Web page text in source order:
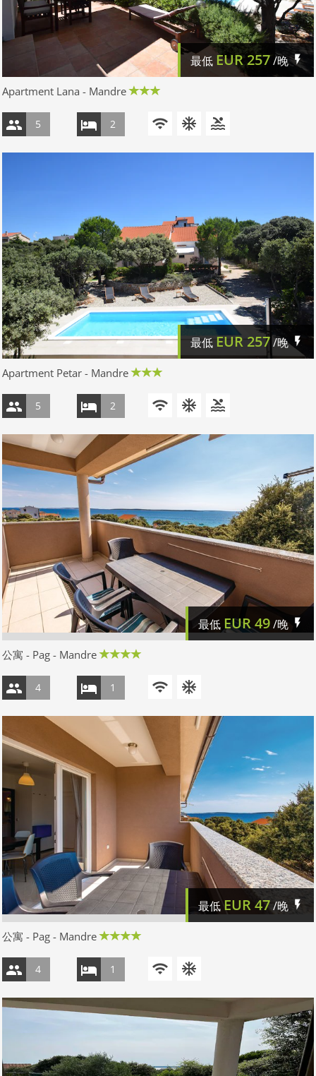
最低 EUR257/晚
Apartment Lana - Mandre
5 2
最低EUR257/晚
Apartment Petar - Mandre
5 2
最低 EUR49/晚
公寓 - Pag - Mandre
4 1
最低EUR47/晚
公寓 - Pag - Mandre
4 1